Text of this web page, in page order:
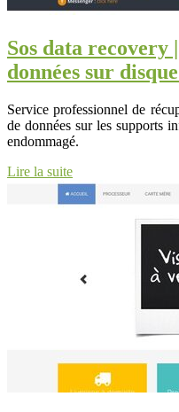
Sos data recovery
données sur
Service professionnel de
de données sur les supports
endommagé.
Lire la suite